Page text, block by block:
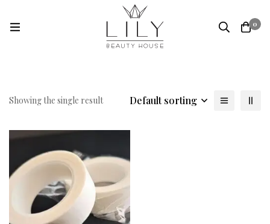
0
Showing the single result Default sorting